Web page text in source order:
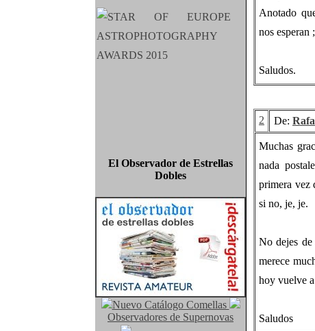
El Observador de Estrellas
Dobles
Nuevo Catálogo Comellas
Observadores de Supernovas
Anotado
nos esperan
Saludos.
2 De: Rafa
Muchas
nada
primera vez
si no, je, je.
No dejes
merece
hoy vuelve
Saludos